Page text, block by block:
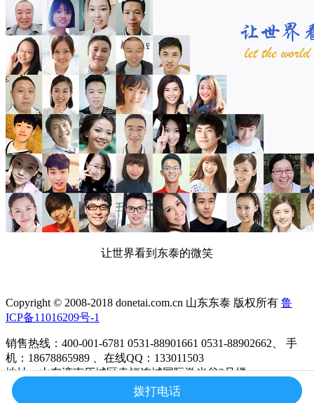
让世界看到东泰的微笑
Copyright © 2008-2018 donetai.com.cn 山东东泰 版权所有 鲁
ICP备11016209号-1
销售热线：400-001-6781 0531-88901661 0531-88902662、 手
机：18678865989 、在线QQ：133011503
地址：山东济南历城区幸福连城国际激光谷2号楼
拨打电话